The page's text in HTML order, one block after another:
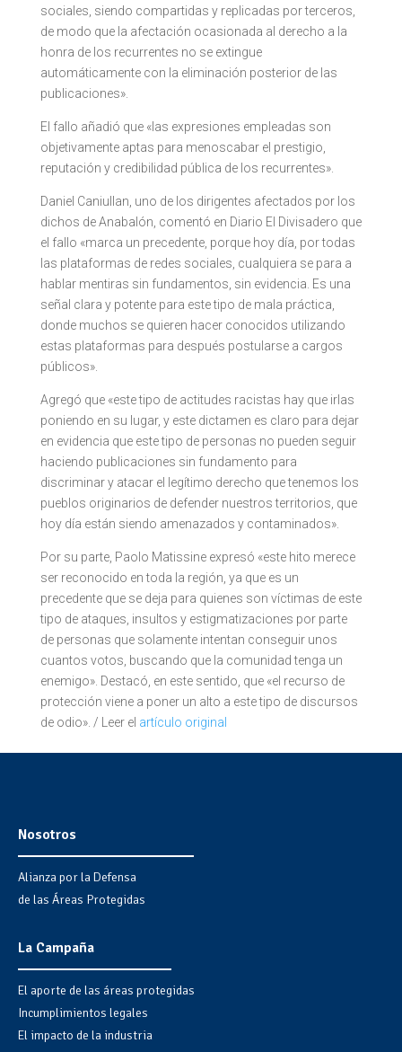
sociales, siendo compartidas y replicadas por terceros,
de modo que la afectación ocasionada al derecho a la
honra de los recurrentes no se extingue
automáticamente con la eliminación posterior de las
publicaciones».
El fallo añadió que «las expresiones empleadas son
objetivamente aptas para menoscabar el prestigio,
reputación y credibilidad pública de los recurrentes».
Daniel Caniullan, uno de los dirigentes afectados por los
dichos de Anabalón, comentó en Diario El Divisadero que
el fallo «marca un precedente, porque hoy día, por todas
las plataformas de redes sociales, cualquiera se para a
hablar mentiras sin fundamentos, sin evidencia. Es una
señal clara y potente para este tipo de mala práctica,
donde muchos se quieren hacer conocidos utilizando
estas plataformas para después postularse a cargos
públicos».
Agregó que «este tipo de actitudes racistas hay que irlas
poniendo en su lugar, y este dictamen es claro para dejar
en evidencia que este tipo de personas no pueden seguir
haciendo publicaciones sin fundamento para
discriminar y atacar el legítimo derecho que tenemos los
pueblos originarios de defender nuestros territorios, que
hoy día están siendo amenazados y contaminados».
Por su parte, Paolo Matissine expresó «este hito merece
ser reconocido en toda la región, ya que es un
precedente que se deja para quienes son víctimas de este
tipo de ataques, insultos y estigmatizaciones por parte
de personas que solamente intentan conseguir unos
cuantos votos, buscando que la comunidad tenga un
enemigo». Destacó, en este sentido, que «el recurso de
protección viene a poner un alto a este tipo de discursos
de odio». / Leer el artículo original
Nosotros
Alianza por la Defensa
de las Áreas Protegidas
La Campaña
El aporte de las áreas protegidas
Incumplimientos legales
El impacto de la industria